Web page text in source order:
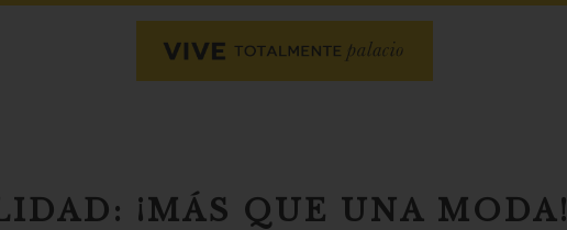
¡MÁS QUE UNA MODA!